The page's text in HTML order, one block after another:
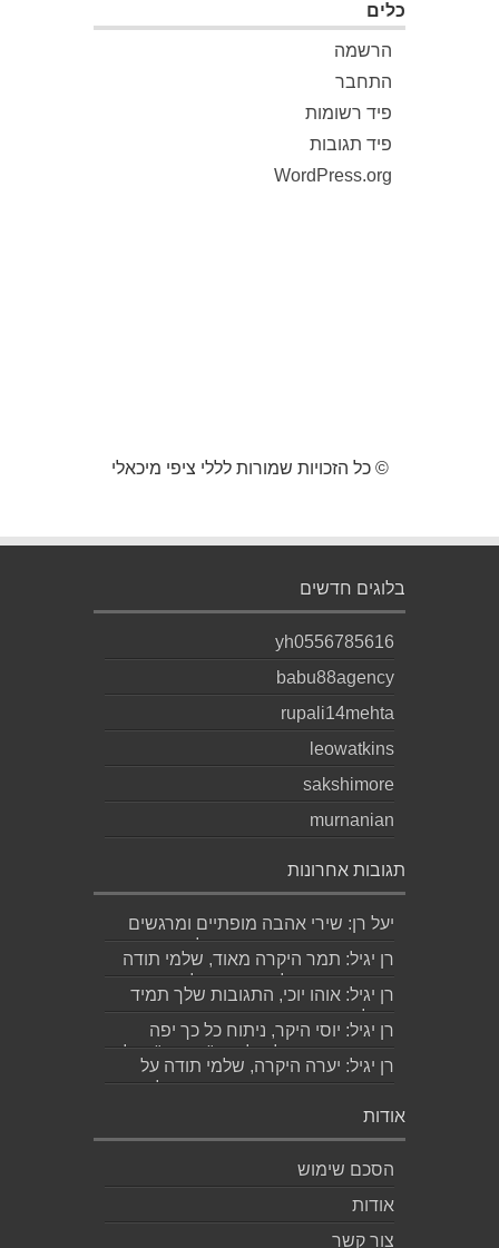
כלים
הרשמה
התחבר
פיד רשומות
פיד תגובות
WordPress.org
© כל הזכויות שמורות לללי ציפי מיכאלי
בלוגים חדשים
yh0556785616
babu88agency
rupali14mehta
leowatkins
sakshimore
murnanian
תגובות אחרונות
יעל רן: שירי אהבה מופתיים ומרגשים
עד מאוד כפי שרק גד יודע לכתוב
תודה...
רן יגיל: תמר היקרה מאוד, שלמי תודה
ואמסור כמובן לגד. שבת שלום...
רן יגיל: אוהו יוכי, התגובות שלך תמיד
מאלפות בינה והן יצירה בפני עצמה....
רן יגיל: יוסי היקר, ניתוח כל כך יפה
ומדויק, ממש קולע, לשיר "השקה". של...
רן יגיל: יערה היקרה, שלמי תודה על
התגובה האישית והיפה. אמסור לגדי....
אודות
הסכם שימוש
אודות
צור קשר